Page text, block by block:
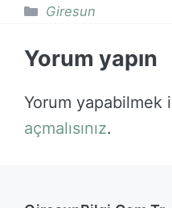
Kategoriler
Giresun
Yorum yapın
Yorum yapabilmek
açmalısınız.